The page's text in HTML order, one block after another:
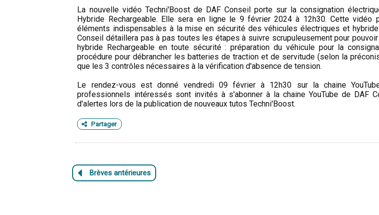
La nouvelle vidéo Techni'Boost de DAF Conseil porte sur la consignation
Hybride Rechargeable. Elle sera en ligne le 9 février 2024 à 12h30. Cette vidéo
éléments indispensables à la mise en sécurité des véhicules électriques et
Conseil détaillera pas à pas toutes les étapes à suivre scrupuleusement pour
hybride Rechargeable en toute sécurité : préparation du véhicule pour la
procédure pour débrancher les batteries de traction et de servitude (selon la
que les 3 contrôles nécessaires à la vérification d'absence de tension.
Le rendez-vous est donné vendredi 09 février à 12h30 sur la chaine
professionnels intéressés sont invités à s'abonner à la chaine YouTube de DAF
d'alertes lors de la publication de nouveaux tutos Techni'Boost.
Partager